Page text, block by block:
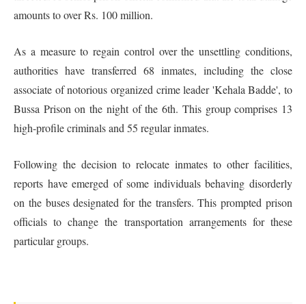
amounts to over Rs. 100 million.
As a measure to regain control over the unsettling conditions,
authorities have transferred 68 inmates, including the close
associate of notorious organized crime leader 'Kehala Badde', to
Bussa Prison on the night of the 6th. This group comprises 13
high-profile criminals and 55 regular inmates.
Following the decision to relocate inmates to other facilities,
reports have emerged of some individuals behaving disorderly
on the buses designated for the transfers. This prompted prison
officials to change the transportation arrangements for these
particular groups.